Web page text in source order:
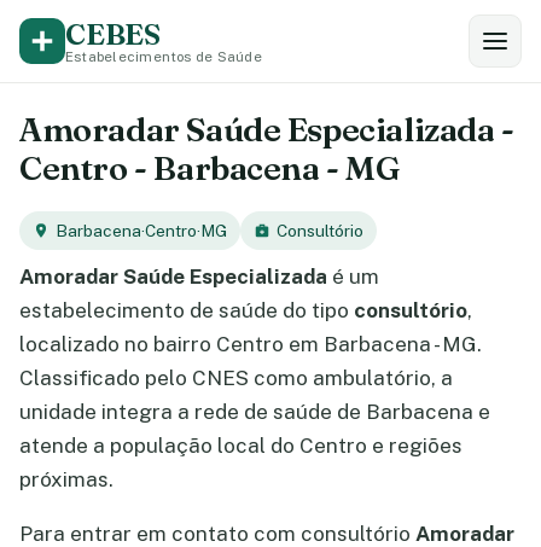
CEBES
Estabelecimentos de Saúde
Amoradar Saúde Especializada -
Centro - Barbacena - MG
Barbacena·Centro·MG Consultório
Amoradar Saúde Especializada é um
estabelecimento de saúde do tipo consultório,
localizado no bairro Centro em Barbacena - MG.
Classificado pelo CNES como ambulatório, a
unidade integra a rede de saúde de Barbacena e
atende a população local do Centro e regiões
próximas.
Para entrar em contato com consultório Amoradar